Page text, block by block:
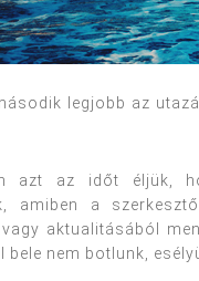
legjobb az
azt az időt éljük,
amiben a
vagy aktualitásából
bele nem botlunk,